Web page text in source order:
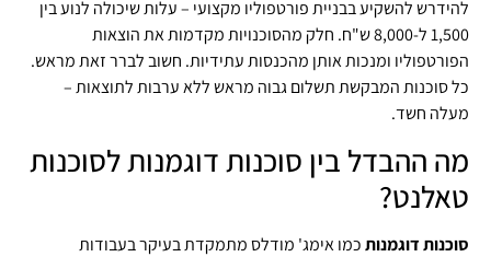
להידרש להשקיע בבניית פורטפוליו מקצועי – עלות שיכולה לנוע בין
1,500 ל-8,000 ש"ח. חלק מהסוכנויות מקדמות את הוצאות
הפורטפוליו ומנכות אותן מהכנסות עתידיות. חשוב לברר זאת מראש.
כל סוכנות המבקשת תשלום גבוה מראש ללא ערבות לתוצאות –
מעלה חשד.
מה ההבדל בין סוכנות דוגמנות לסוכנות
טאלנט?
סוכנות דוגמנותכמו אימג' מודלס מתמקדת בעיקר בעבודות